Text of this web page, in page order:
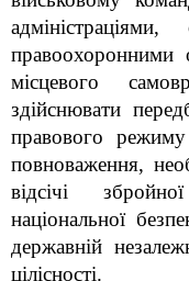
правоохоронними
місцевого
здійснювати
правового режиму
повноваження,
відсічі
національної
державній
цілісності.